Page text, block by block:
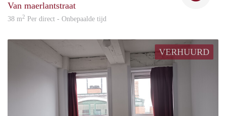
Van maerlantstraat
38 m2 Per direct - Onbepaalde tijd
VERHUURD